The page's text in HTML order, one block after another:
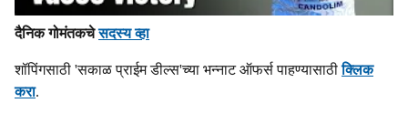
दैनिक गोमंतकचेसदस्य व्हा
शॉपिंगसाठी 'सकाळ प्राईम डील्स'च्या भन्नाट ऑफर्स पाहण्यासाठीक्लिक
करा.